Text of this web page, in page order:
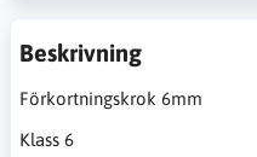
Beskrivning
Förkortningskrok 6mm
Klass 6